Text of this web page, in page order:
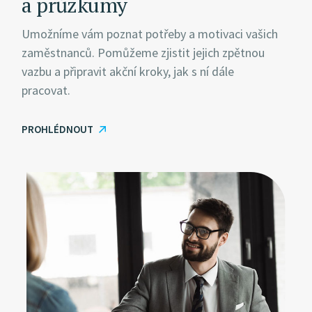
Umožníme vám poznat potřeby a motivaci vašich
zaměstnanců. Pomůžeme zjistit jejich zpětnou
vazbu a připravit akční kroky, jak s ní dále
pracovat.
PROHLÉDNOUT